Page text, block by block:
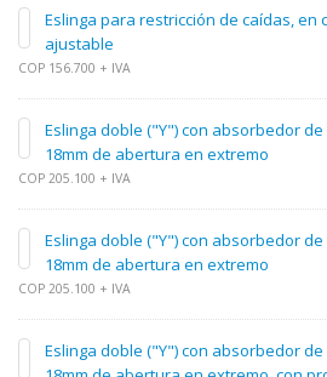
Eslinga para restricción de caídas, en
ajustable
COP 156.700 + IVA
Eslinga doble ("Y") con absorbedor
18mm de abertura en extremo
COP 205.100 + IVA
Eslinga doble ("Y") con absorbedor
18mm de abertura en extremo
COP 205.100 + IVA
Eslinga doble ("Y") con absorbedor